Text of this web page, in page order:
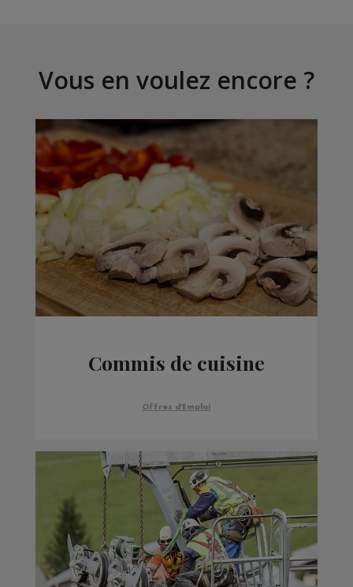
Vous en voulez encore ?
Commis de cuisine
Offres d'Emploi